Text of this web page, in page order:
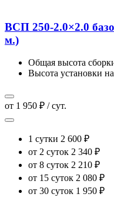
ВСП 250-2.0×2.0
м.)
Общая высота
Высота установки
от 1 950 ₽ / сут.
1 сутки 2 600 ₽
от 2 суток 2 340 ₽
от 8 суток 2 210 ₽
от 15 суток 2 080 ₽
от 30 суток 1 950 ₽